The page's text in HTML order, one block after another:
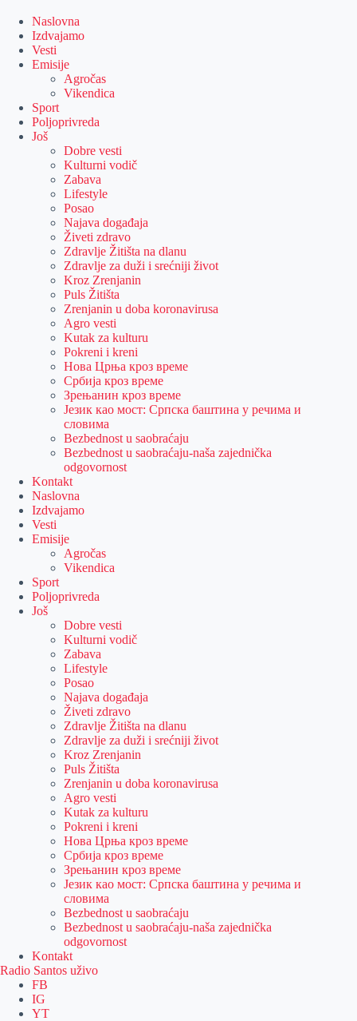
content
Naslovna
Izdvajamo
Vesti
Emisije
Agročas
Vikendica
Sport
Poljoprivreda
Još
Dobre vesti
Kulturni vodič
Zabava
Lifestyle
Posao
Najava događaja
Živeti zdravo
Zdravlje Žitišta na dlanu
Zdravlje za duži i srećniji život
Kroz Zrenjanin
Puls Žitišta
Zrenjanin u doba koronavirusa
Agro vesti
Kutak za kulturu
Pokreni i kreni
Нова Црња кроз време
Србија кроз време
Зрењанин кроз време
Језик као мост: Српска баштина у речима и
словима
Bezbednost u saobraćaju
Bezbednost u saobraćaju-naša zajednička
odgovornost
Kontakt
Naslovna
Izdvajamo
Vesti
Emisije
Agročas
Vikendica
Sport
Poljoprivreda
Još
Dobre vesti
Kulturni vodič
Zabava
Lifestyle
Posao
Najava događaja
Živeti zdravo
Zdravlje Žitišta na dlanu
Zdravlje za duži i srećniji život
Kroz Zrenjanin
Puls Žitišta
Zrenjanin u doba koronavirusa
Agro vesti
Kutak za kulturu
Pokreni i kreni
Нова Црња кроз време
Србија кроз време
Зрењанин кроз време
Језик као мост: Српска баштина у речима и
словима
Bezbednost u saobraćaju
Bezbednost u saobraćaju-naša zajednička
odgovornost
Kontakt
Radio Santos uživo
FB
IG
YT